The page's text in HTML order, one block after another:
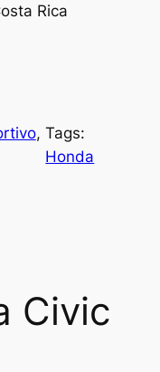
Rica
Tags:
Honda
Civic